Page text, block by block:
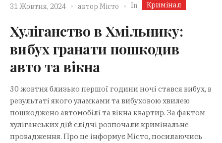
31 Жовтня, 2024 автор Місто In Кримінал
Хуліганство в Хмільнику:
вибух гранати пошкодив
авто та вікна
30 жовтня близько першої години ночі стався вибух, в
результаті якого уламками та вибуховою хвилею
пошкоджено автомобілі та вікна квартир. За фактом
хуліганських дій слідчі розпочали кримінальне
провадження. Про це інформує Місто, посилаючись